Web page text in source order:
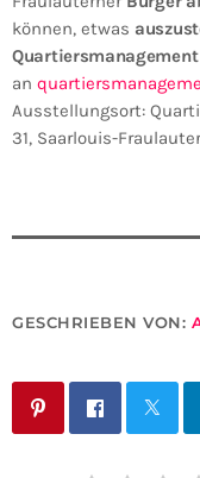
können, etwas
Quartiersmanagement
an
Ausstellungsort:
31, Saarlouis-
GESCHRIEBEN VON: